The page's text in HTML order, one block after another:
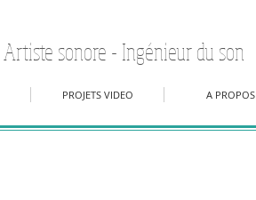
Artiste sonore - Ingénieur du son
PROJETS VIDEO A PROPOS